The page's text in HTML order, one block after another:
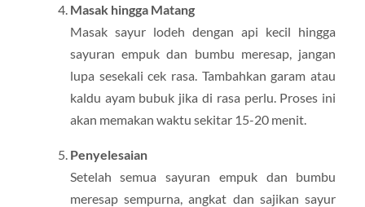
Masak hingga Matang
Masak sayur lodeh dengan api kecil hingga
sayuran empuk dan bumbu meresap, jangan
lupa sesekali cek rasa. Tambahkan garam atau
kaldu ayam bubuk jika di rasa perlu. Proses ini
akan memakan waktu sekitar 15-20 menit.
Penyelesaian
Setelah semua sayuran empuk dan bumbu
meresap sempurna, angkat dan sajikan sayur